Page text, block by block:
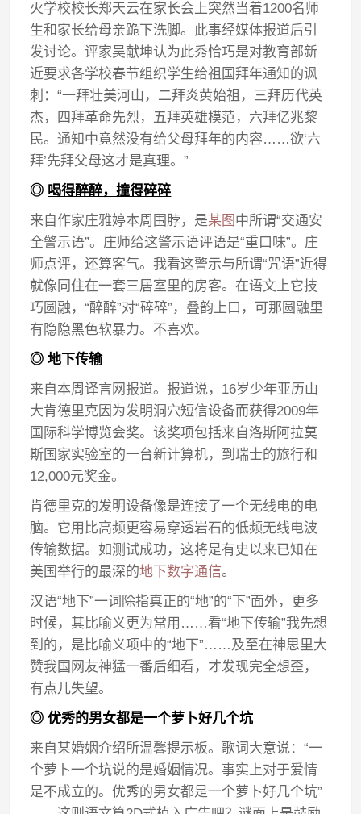
火学校校长郑天云在家长会上突然当着1200名师
生和家长给母亲跪下洗脚。此事经媒体报道后引
发讨论。评家吴献坤认为此秀恰巧是对教育部新
近要求各学校春节组织学生给祖国拜年通知的讽
刺：“一拜壮美河山，二拜炎黄始祖，三拜历代英
杰，四拜革命先烈，五拜英雄模范，六拜亿兆黎
民。通知中竟然没有给父母拜年的内容……欲‘六
拜’先拜父母这才是真理。”
◎ 喝得醉醉，撞得碎碎
来自作家庄雅婷本周围脖，是某图 中所谓“交通安
全警示语”。庄师给这警示语评语是“重口味”。庄
师点评，还算客气。我看这警示与所谓“咒语”近得
就像同住在一套三居室里的房客。在语文上它技
巧圆融，“醉醉”对“碎碎”，叠韵上口，可那圆融里
有隐隐黑色软暴力。不喜欢。
◎地下传输
来自本周译言网报道。报道说，16岁少年亚历山
大肯德里克因为发明洞穴短信设备而获得2009年
国际科学博览会奖。该奖项包括来自洛斯阿拉莫
斯国家实验室的一台新计算机，到瑞士的旅行和
12,000元奖金。
肯德里克的发明设备像是连接了一个无线电的电
脑。它用比高频更容易穿透岩石的低频无线电波
传输数据。如测试成功，这将是有史以来已知在
美国举行的最深的地下数字通信。
汉语“地下”一词除指真正的“地”的“下”面外，更多
时候，其比喻义更为常用……看“地下传输”我先想
到的，是比喻义项中的“地下”……及至在神思里大
赞我国网友神猛一番后细看，才发现完全想歪，
有点儿失望。
◎优秀的男女都是一个萝卜好几个坑
来自某婚姻介绍所温馨提示板。歌词大意说：“一
个萝卜一个坑说的是婚姻情况。事实上对于爱情
是不成立的。优秀的男女都是一个萝卜好几个坑”